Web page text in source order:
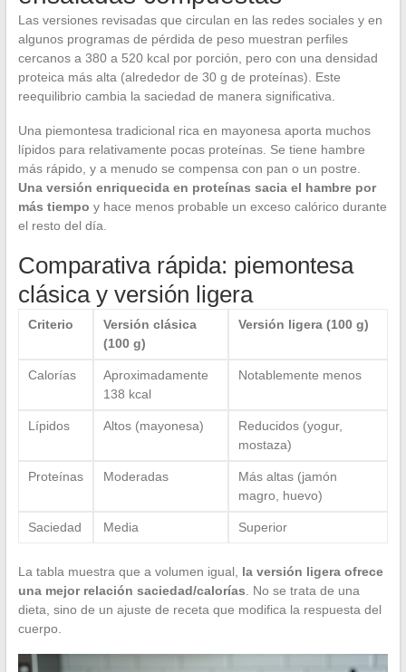
Las versiones revisadas que circulan en las redes sociales y en
algunos programas de pérdida de peso muestran perfiles
cercanos a 380 a 520 kcal por porción, pero con una densidad
proteica más alta (alrededor de 30 g de proteínas). Este
reequilibrio cambia la saciedad de manera significativa.
Una piemontesa tradicional rica en mayonesa aporta muchos
lípidos para relativamente pocas proteínas. Se tiene hambre
más rápido, y a menudo se compensa con pan o un postre.
Una versión enriquecida en proteínas sacia el hambre por
más tiempo y hace menos probable un exceso calórico durante
el resto del día.
Comparativa rápida: piemontesa
clásica y versión ligera
Criterio
Versión clásica
(100 g)
Versión ligera (100 g)
Calorías
Aproximadamente
138 kcal
Notablemente menos
Lípidos Altos (mayonesa)
Reducidos (yogur,
mostaza)
Proteínas Moderadas
Más altas (jamón
magro, huevo)
Saciedad Media Superior
La tabla muestra que a volumen igual, la versión ligera ofrece
una mejor relación saciedad/calorías . No se trata de una
dieta, sino de un ajuste de receta que modifica la respuesta del
cuerpo.